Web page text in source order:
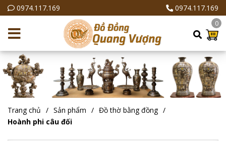
0974.117.169 0974.117.169
0
Trang chủ Sản phẩm
Đồ thờ bằng đồng
Hoành phi câu đối